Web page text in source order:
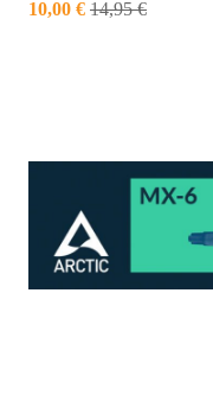
10,00 € 14,95 €